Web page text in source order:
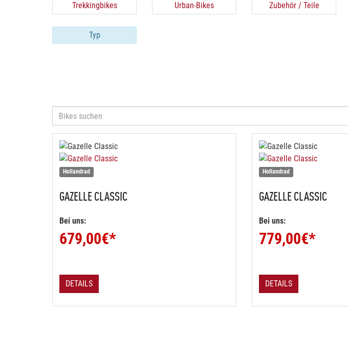
Trekkingbikes Urban-Bikes Zubehör / Teile
Typ
Hollandrad
GAZELLECLASSIC
Bei uns:
679,00€*
DETAILS
Hollandrad
GAZELLECLASSIC
Bei uns:
779,00€*
DETAILS